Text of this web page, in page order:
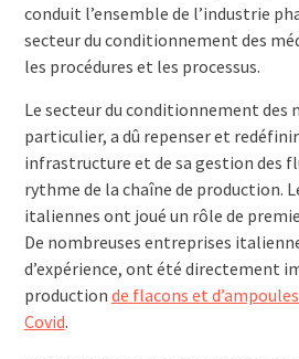
conduit l’ensemble de l’industrie
secteur du conditionnement des
les procédures et les processus.
Le secteur du conditionnement des
particulier, a dû repenser et
infrastructure et de sa gestion des
rythme de la chaîne de production.
italiennes ont joué un rôle de
De nombreuses entreprises
d’expérience, ont été directement
production de flacons et
Covid.